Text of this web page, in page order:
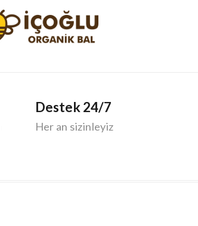
Destek 24/7
Her an sizinleyiz